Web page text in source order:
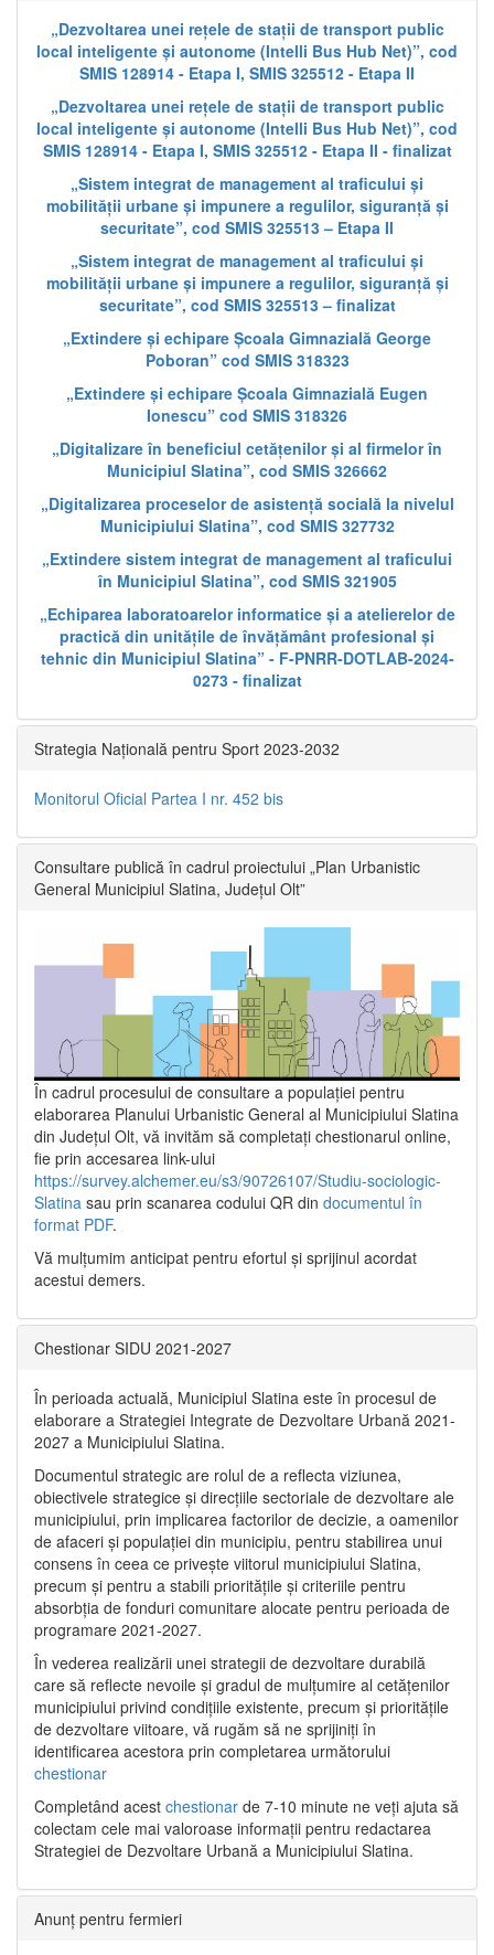
„Dezvoltarea unei rețele de stații de transport public
local inteligente și autonome (Intelli Bus Hub Net)”, cod
SMIS 128914 - Etapa I, SMIS 325512 - Etapa II
„Dezvoltarea unei rețele de stații de transport public
local inteligente și autonome (Intelli Bus Hub Net)”, cod
SMIS 128914 - Etapa I, SMIS 325512 - Etapa II - finalizat
„Sistem integrat de management al traficului și
mobilității urbane și impunere a regulilor, siguranță și
securitate”, cod SMIS 325513 – Etapa II
„Sistem integrat de management al traficului și
mobilității urbane și impunere a regulilor, siguranță și
securitate”, cod SMIS 325513 – finalizat
„Extindere și echipare Școala Gimnazială George
Poboran” cod SMIS 318323
„Extindere și echipare Școala Gimnazială Eugen
Ionescu” cod SMIS 318326
„Digitalizare în beneficiul cetățenilor și al firmelor în
Municipiul Slatina”, cod SMIS 326662
„Digitalizarea proceselor de asistență socială la nivelul
Municipiului Slatina”, cod SMIS 327732
„Extindere sistem integrat de management al traficului
în Municipiul Slatina”, cod SMIS 321905
„Echiparea laboratoarelor informatice și a atelierelor de
practică din unitățile de învățământ profesional și
tehnic din Municipiul Slatina” - F-PNRR-DOTLAB-2024-
0273 - finalizat
Strategia Națională pentru Sport 2023-2032
Monitorul Oficial Partea I nr. 452 bis
Consultare publică în cadrul proiectului „Plan Urbanistic
General Municipiul Slatina, Județul Olt”
În cadrul procesului de consultare a populaţiei pentru
elaborarea Planului Urbanistic General al Municipiului Slatina
din Județul Olt, vă invităm să completați chestionarul online,
fie prin accesarea link-ului
https://survey.alchemer.eu/s3/90726107/Studiu-sociologic-
Slatina sau prin scanarea codului QR din documentul în
format PDF.
Vă mulţumim anticipat pentru efortul şi sprijinul acordat
acestui demers.
Chestionar SIDU 2021-2027
În perioada actuală, Municipiul Slatina este în procesul de
elaborare a Strategiei Integrate de Dezvoltare Urbană 2021‐
2027 a Municipiului Slatina.
Documentul strategic are rolul de a reflecta viziunea,
obiectivele strategice și direcțiile sectoriale de dezvoltare ale
municipiului, prin implicarea factorilor de decizie, a oamenilor
de afaceri și populației din municipiu, pentru stabilirea unui
consens în ceea ce privește viitorul municipiului Slatina,
precum și pentru a stabili prioritățile și criteriile pentru
absorbția de fonduri comunitare alocate pentru perioada de
programare 2021-2027.
În vederea realizării unei strategii de dezvoltare durabilă
care să reflecte nevoile și gradul de mulțumire al cetățenilor
municipiului privind condițiile existente, precum și prioritățile
de dezvoltare viitoare, vă rugăm să ne sprijiniți în
identificarea acestora prin completarea următorului
chestionar
Completând acest chestionar de 7-10 minute ne veți ajuta să
colectam cele mai valoroase informații pentru redactarea
Strategiei de Dezvoltare Urbană a Municipiului Slatina.
Anunț pentru fermieri